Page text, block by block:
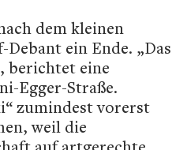
dem kleinen
ein Ende. „Das
berichtet eine
Egger-Straße.
zumindest vorerst
weil die